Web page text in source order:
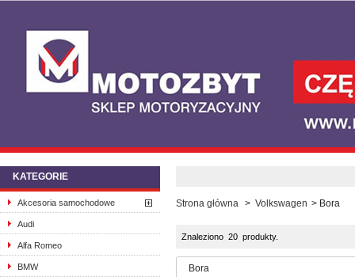
KATEGORIE
Akcesoria samochodowe
Audi
Alfa Romeo
BMW
Strona główna > Volkswagen > Bora
Znaleziono 20 produkty.
Bora